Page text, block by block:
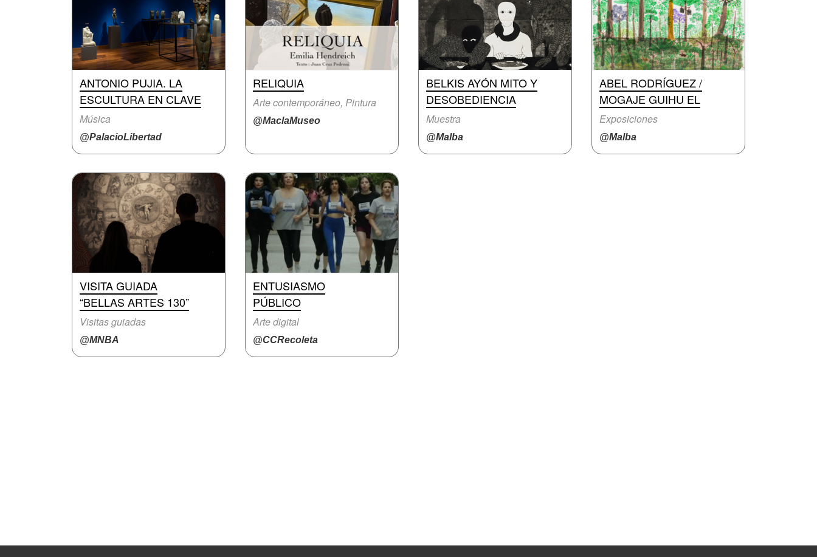
ANTONIO PUJIA. LA
ESCULTURA EN CLAVE
Música
@PalacioLibertad
RELIQUIA
Arte contemporáneo, Pintura
@MaclaMuseo
BELKIS AYÓN MITO Y
DESOBEDIENCIA
Muestra
@Malba
ABEL RODRÍGUEZ /
MOGAJE GUIHU EL
Exposiciones
@Malba
VISITA GUIADA
“BELLAS ARTES 130”
Visitas guiadas
@MNBA
ENTUSIASMO
PÚBLICO
Arte digital
@CCRecoleta